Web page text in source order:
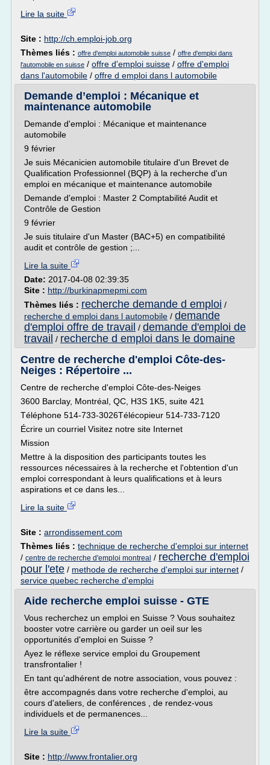
Lire la suite
Site : http://ch.emploi-job.org
Thèmes liés : offre d'emploi automobile suisse / offre d'emploi dans
l'automobile en suisse / offre d'emploi suisse / offre d'emploi
dans l'automobile / offre d emploi dans l automobile
Demande d’emploi : Mécanique et
maintenance automobile
Demande d'emploi : Mécanique et maintenance
automobile
9 février
Je suis Mécanicien automobile titulaire d'un Brevet de
Qualification Professionnel (BQP) à la recherche d'un
emploi en mécanique et maintenance automobile
Demande d'emploi : Master 2 Comptabilité Audit et
Contrôle de Gestion
9 février
Je suis titulaire d'un Master (BAC+5) en compatibilité
audit et contrôle de gestion ;...
Lire la suite
Date: 2017-04-08 02:39:35
Site : http://burkinapmepmi.com
Thèmes liés : recherche demande d emploi /
recherche d emploi dans l automobile / demande
d'emploi offre de travail / demande d'emploi de
travail / recherche d emploi dans le domaine
Centre de recherche d'emploi Côte-des-
Neiges : Répertoire ...
Centre de recherche d'emploi Côte-des-Neiges
3600 Barclay, Montréal, QC, H3S 1K5, suite 421
Téléphone 514-733-3026Télécopieur 514-733-7120
Écrire un courriel Visitez notre site Internet
Mission
Mettre à la disposition des participants toutes les
ressources nécessaires à la recherche et l'obtention d'un
emploi correspondant à leurs qualifications et à leurs
aspirations et ce dans les...
Lire la suite
Site : arrondissement.com
Thèmes liés : technique de recherche d'emploi sur internet
/ centre de recherche d'emploi montreal / recherche d'emploi
pour l'ete / methode de recherche d'emploi sur internet /
service quebec recherche d'emploi
Aide recherche emploi suisse - GTE
Vous recherchez un emploi en Suisse ? Vous souhaitez
booster votre carrière ou garder un oeil sur les
opportunités d'emploi en Suisse ?
Ayez le réflexe service emploi du Groupement
transfrontalier !
En tant qu'adhérent de notre association, vous pouvez :
être accompagnés dans votre recherche d'emploi, au
cours d'ateliers, de conférences , de rendez-vous
individuels et de permanences...
Lire la suite
Site : http://www.frontalier.org